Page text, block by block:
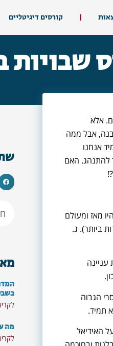
קורסים דיגיטליים
אלא
אבל ממה
אנחנו
להתנהג. האם
מאז ומעולם
ביותר). ג.
הגבוה
תמיד.
האידיאל
ובחוכמה
מה